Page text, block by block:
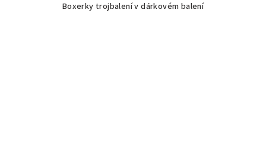
Boxerky trojbalení v dárkovém balení